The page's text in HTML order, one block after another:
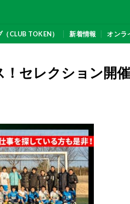
CLUB TOKEN） 新着情報 オンラ
セレクション開催